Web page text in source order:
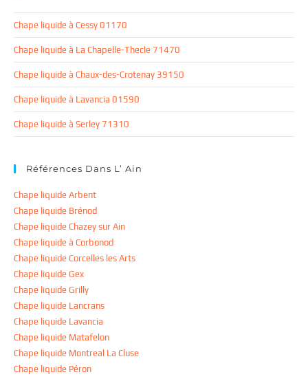
Chape liquide à Cessy 01170
Chape liquide à La Chapelle-Thecle 71470
Chape liquide à Chaux-des-Crotenay 39150
Chape liquide à Lavancia 01590
Chape liquide à Serley 71310
Références Dans L’ Ain
Chape liquide Arbent
Chape liquide Brénod
Chape liquide Chazey sur Ain
Chape liquide à Corbonod
Chape liquide Corcelles les Arts
Chape liquide Gex
Chape liquide Grilly
Chape liquide Lancrans
Chape liquide Lavancia
Chape liquide Matafelon
Chape liquide Montreal La Cluse
Chape liquide Péron